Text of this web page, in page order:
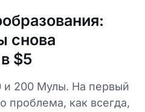
снова
$5
и 200 Мулы. На первый
проблема, как всегда,